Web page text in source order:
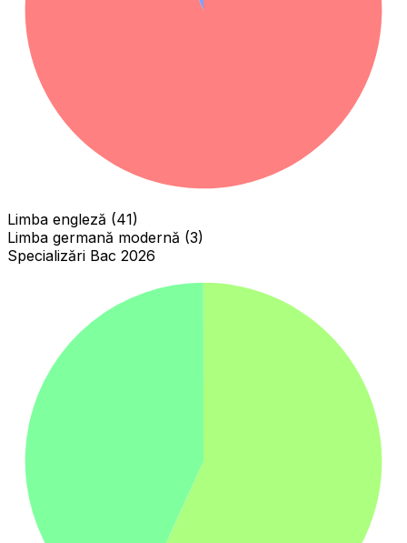
Limba engleză (41)
Limba germană modernă (3)
Specializări Bac 2026